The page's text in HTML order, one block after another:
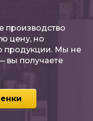
производство
цену, но
продукции. Мы не
вы получаете